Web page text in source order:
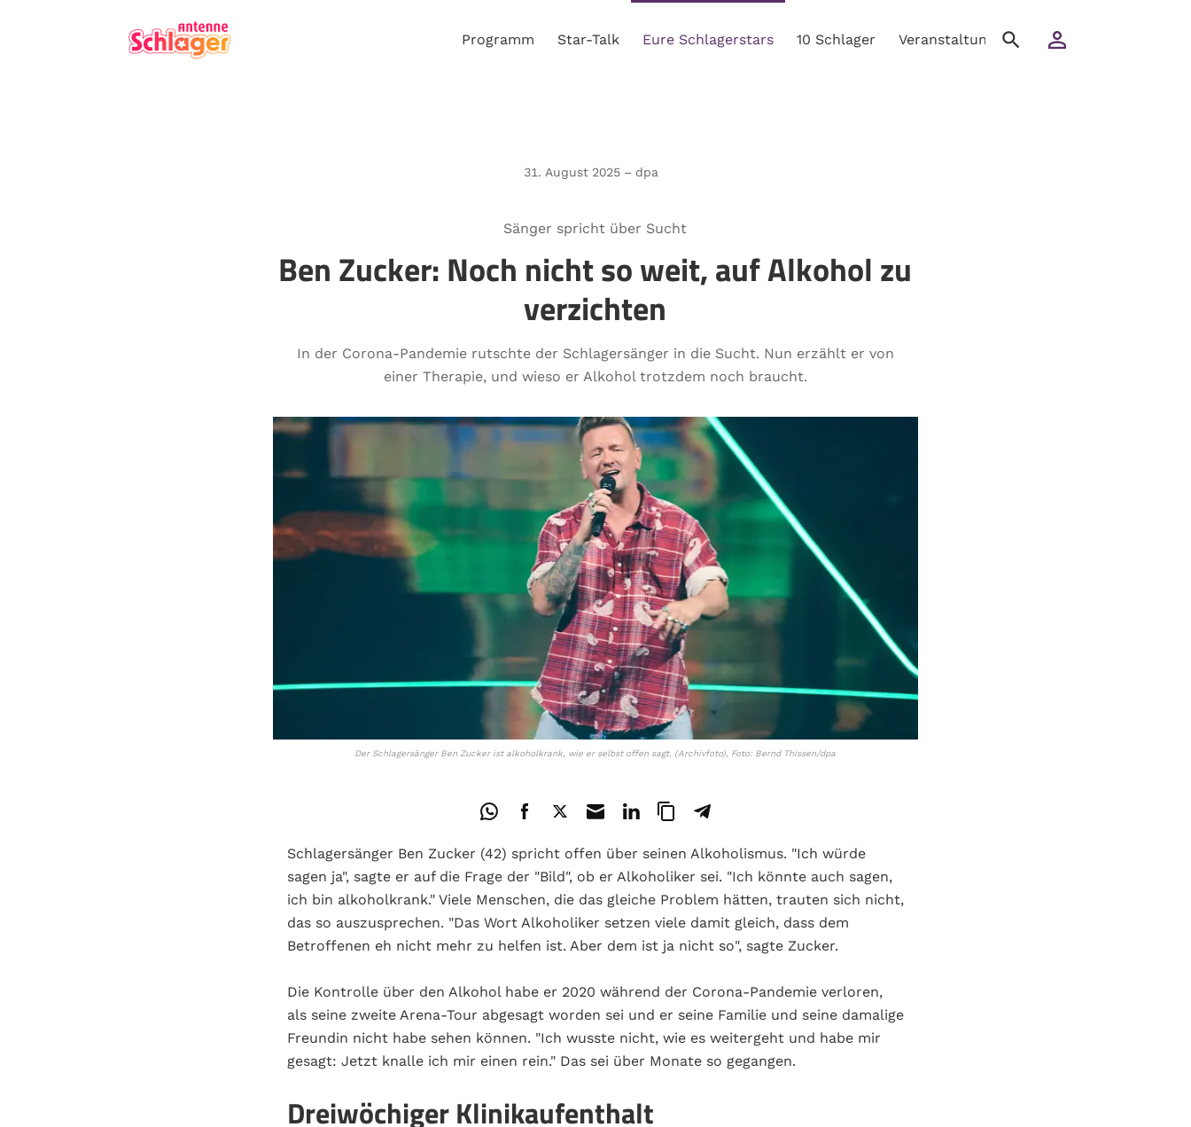
Programm Star-Talk Eure Schlagerstars 10 Schlager Veranstaltungen Ratgeber
31. August 2025 – dpa
Sänger spricht über Sucht
Ben Zucker: Noch nicht so weit, auf Alkohol zu
verzichten
In der Corona-Pandemie rutschte der Schlagersänger in die Sucht. Nun erzählt er von
einer Therapie, und wieso er Alkohol trotzdem noch braucht.
Der Schlagersänger Ben Zucker ist alkoholkrank, wie er selbst offen sagt. (Archivfoto), Foto: Bernd Thissen/dpa
Schlagersänger Ben Zucker (42) spricht offen über seinen Alkoholismus. "Ich würde
sagen ja", sagte er auf die Frage der "Bild", ob er Alkoholiker sei. "Ich könnte auch sagen,
ich bin alkoholkrank." Viele Menschen, die das gleiche Problem hätten, trauten sich nicht,
das so auszusprechen. "Das Wort Alkoholiker setzen viele damit gleich, dass dem
Betroffenen eh nicht mehr zu helfen ist. Aber dem ist ja nicht so", sagte Zucker.
Die Kontrolle über den Alkohol habe er 2020 während der Corona-Pandemie verloren,
als seine zweite Arena-Tour abgesagt worden sei und er seine Familie und seine damalige
Freundin nicht habe sehen können. "Ich wusste nicht, wie es weitergeht und habe mir
gesagt: Jetzt knalle ich mir einen rein." Das sei über Monate so gegangen.
Dreiwöchiger Klinikaufenthalt